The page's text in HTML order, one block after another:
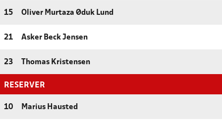
15 Oliver Murtaza Øduk Lund
21 Asker Beck Jensen
23 Thomas Kristensen
RESERVER
10 Marius Hausted